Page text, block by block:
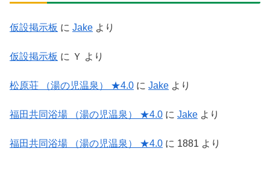
仮設掲示板 に Jake より
仮設掲示板 に Ｙ より
松原荘 （湯の児温泉） ★4.0 に Jake より
福田共同浴場 （湯の児温泉） ★4.0 に Jake より
福田共同浴場 （湯の児温泉） ★4.0 に 1881 より